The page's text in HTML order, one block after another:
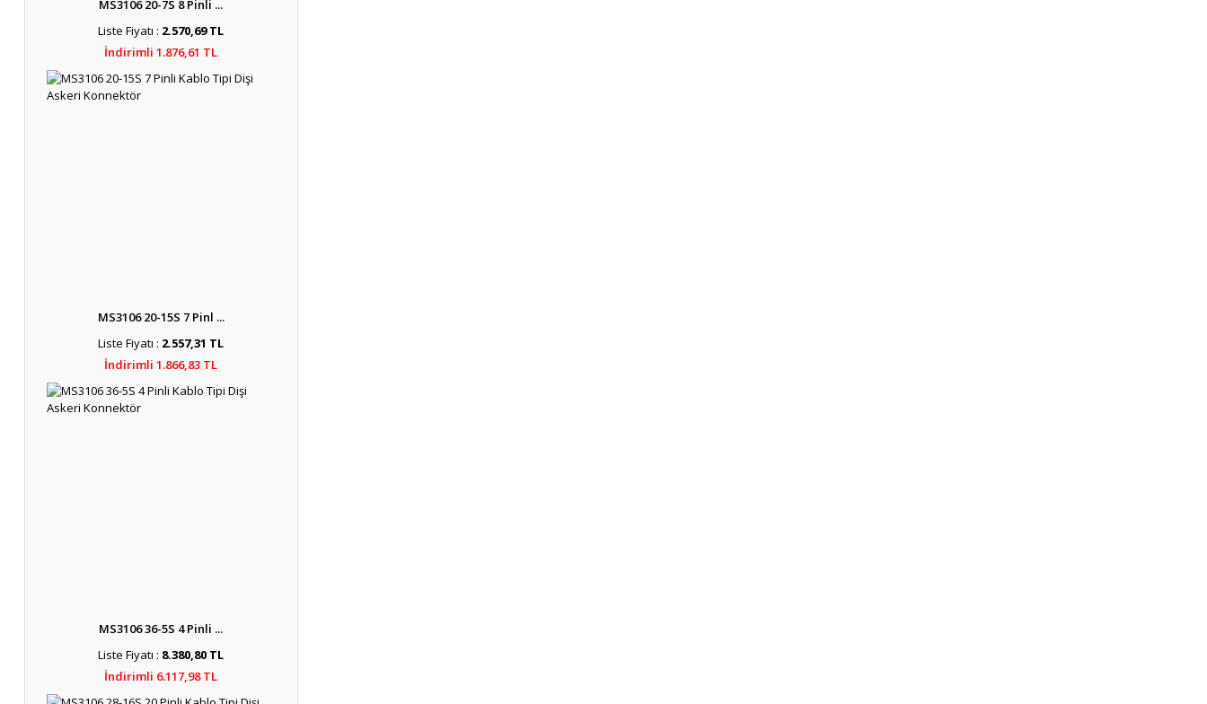
MS3106 20-7S 8 Pinli ...
Liste Fiyatı : 2.570,69 TL
İndirimli 1.876,61 TL
MS3106 20-15S 7 Pinl ...
Liste Fiyatı : 2.557,31 TL
İndirimli 1.866,83 TL
MS3106 36-5S 4 Pinli ...
Liste Fiyatı : 8.380,80 TL
İndirimli 6.117,98 TL